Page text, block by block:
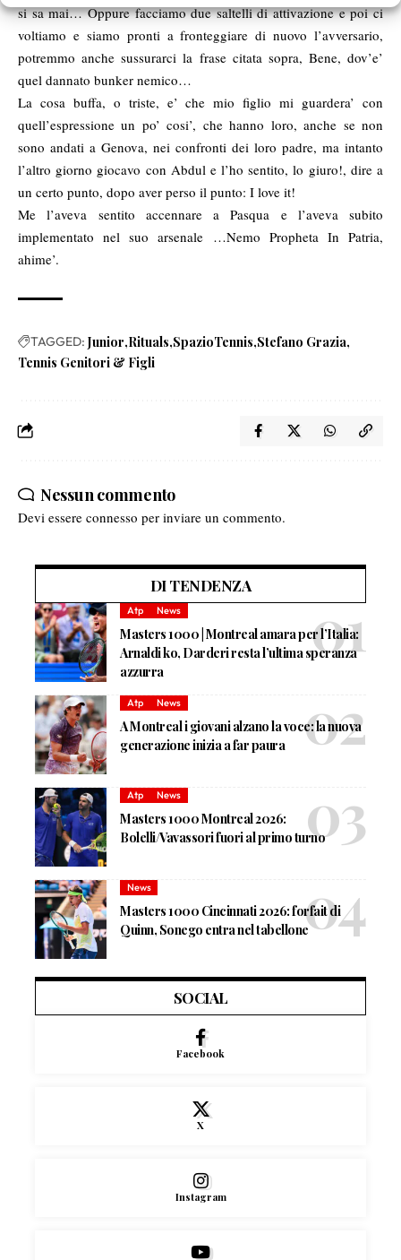
si sa mai… Oppure facciamo due saltelli di attivazione e poi ci
voltiamo e siamo pronti a fronteggiare di nuovo l’avversario,
potremmo anche sussurarci la frase citata sopra, Bene, dov’e’
quel dannato bunker nemico…
La cosa buffa, o triste, e’ che mio figlio mi guardera’ con
quell’espressione un po’ cosi’, che hanno loro, anche se non
sono andati a Genova, nei confronti dei loro padre, ma intanto
l’altro giorno giocavo con Abdul e l’ho sentito, lo giuro!, dire a
un certo punto, dopo aver perso il punto: I love it!
Me l’aveva sentito accennare a Pasqua e l’aveva subito
implementato nel suo arsenale …Nemo Propheta In Patria,
ahime’.
TAGGED: Junior Rituals SpazioTennis Stefano Grazia
Tennis Genitori & Figli
Nessun commento
Devi essere connesso per inviare un commento.
DI TENDENZA
Atp News
Masters 1000 | Montreal amara per l’Italia:
Arnaldi ko, Darderi resta l’ultima speranza
azzurra
Atp News
A Montreal i giovani alzano la voce: la nuova
generazione inizia a far paura
Atp News
Masters 1000 Montreal 2026:
Bolelli/Vavassori fuori al primo turno
News
Masters 1000 Cincinnati 2026: forfait di
Quinn, Sonego entra nel tabellone
SOCIAL
Facebook
X
Instagram